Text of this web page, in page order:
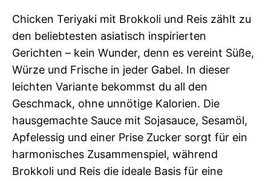
Chicken Teriyaki mit Brokkoli und Reis zählt zu
den beliebtesten asiatisch inspirierten
Gerichten – kein Wunder, denn es vereint Süße,
Würze und Frische in jeder Gabel. In dieser
leichten Variante bekommst du all den
Geschmack, ohne unnötige Kalorien. Die
hausgemachte Sauce mit Sojasauce, Sesamöl,
Apfelessig und einer Prise Zucker sorgt für ein
harmonisches Zusammenspiel, während
Brokkoli und Reis die ideale Basis für eine